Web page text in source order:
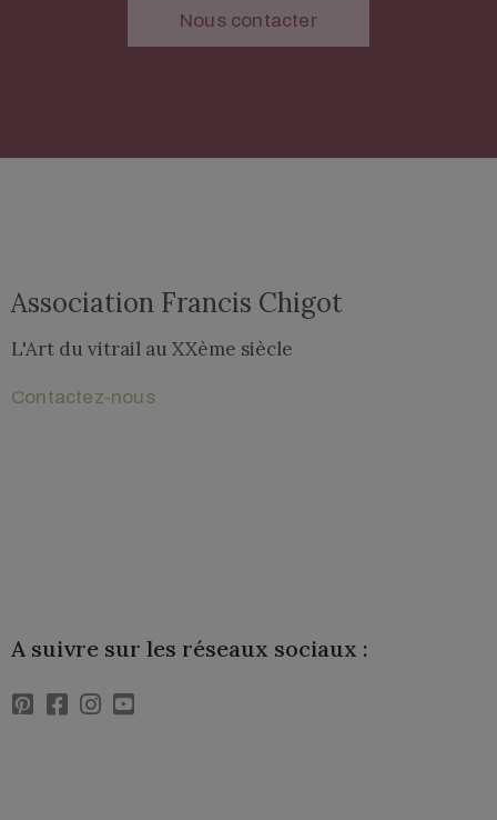
Nous contacter
Association Francis Chigot
L'Art du vitrail au XXème siècle​
Contactez-nous
A suivre sur les réseaux sociaux :